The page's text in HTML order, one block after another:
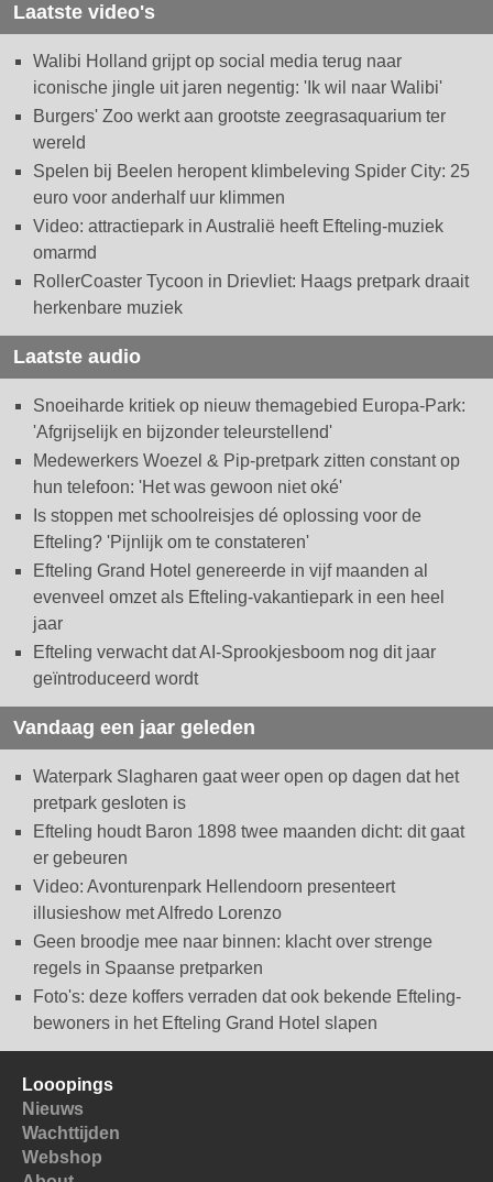
Laatste video's
Walibi Holland grijpt op social media terug naar
iconische jingle uit jaren negentig: 'Ik wil naar Walibi'
Burgers' Zoo werkt aan grootste zeegrasaquarium ter
wereld
Spelen bij Beelen heropent klimbeleving Spider City: 25
euro voor anderhalf uur klimmen
Video: attractiepark in Australië heeft Efteling-muziek
omarmd
RollerCoaster Tycoon in Drievliet: Haags pretpark draait
herkenbare muziek
Laatste audio
Snoeiharde kritiek op nieuw themagebied Europa-Park:
'Afgrijselijk en bijzonder teleurstellend'
Medewerkers Woezel & Pip-pretpark zitten constant op
hun telefoon: 'Het was gewoon niet oké'
Is stoppen met schoolreisjes dé oplossing voor de
Efteling? 'Pijnlijk om te constateren'
Efteling Grand Hotel genereerde in vijf maanden al
evenveel omzet als Efteling-vakantiepark in een heel
jaar
Efteling verwacht dat AI-Sprookjesboom nog dit jaar
geïntroduceerd wordt
Vandaag een jaar geleden
Waterpark Slagharen gaat weer open op dagen dat het
pretpark gesloten is
Efteling houdt Baron 1898 twee maanden dicht: dit gaat
er gebeuren
Video: Avonturenpark Hellendoorn presenteert
illusieshow met Alfredo Lorenzo
Geen broodje mee naar binnen: klacht over strenge
regels in Spaanse pretparken
Foto's: deze koffers verraden dat ook bekende Efteling-
bewoners in het Efteling Grand Hotel slapen
Looopings
Nieuws
Wachttijden
Webshop